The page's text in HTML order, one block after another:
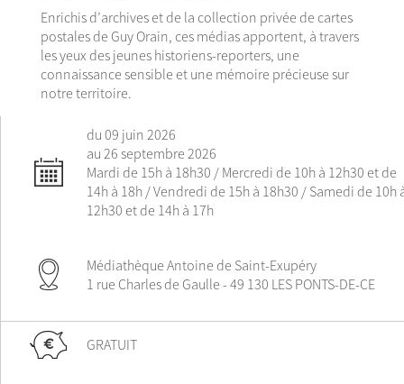
Enrichis d’archives et de la collection privée de cartes
postales de Guy Orain, ces médias apportent, à travers
les yeux des jeunes historiens-reporters, une
connaissance sensible et une mémoire précieuse sur
notre territoire.
du 09 juin 2026
au 26 septembre 2026
Mardi de 15h à 18h30 / Mercredi de 10h à 12h30 et de
14h à 18h / Vendredi de 15h à 18h30 / Samedi de 10h
12h30 et de 14h à 17h
Médiathèque Antoine de Saint-Exupéry
1 rue Charles de Gaulle - 49 130 LES PONTS-DE-CE
GRATUIT